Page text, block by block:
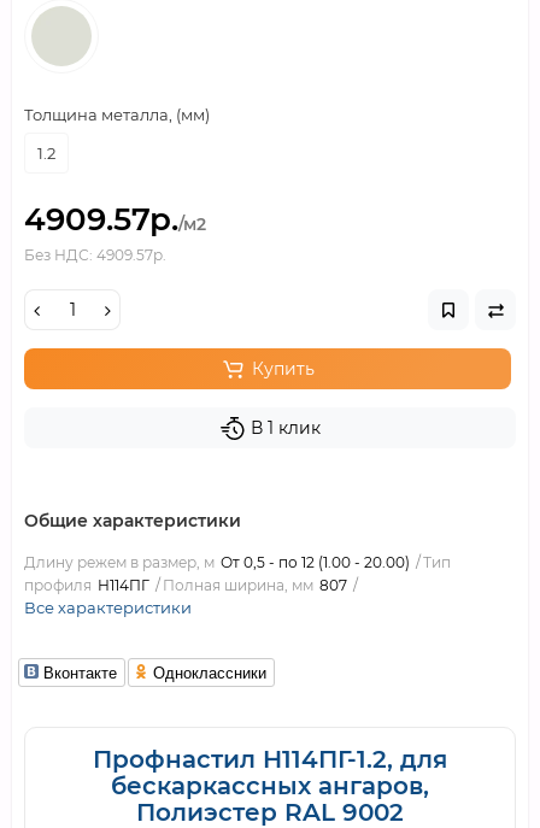
Толщина металла, (мм)
1.2
4909.57р./м2
Без НДС: 4909.57р.
Купить
В 1 клик
Общие характеристики
Длину режем в размер, м От 0,5 - по 12 (1.00 - 20.00)
Тип
профиля Н114ПГ Полная ширина, мм 807
Все характеристики
Вконтакте Одноклассники
Профнастил H114ПГ-1.2, для
бескаркассных ангаров,
Полиэстер RAL 9002